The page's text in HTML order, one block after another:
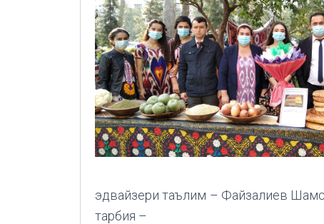
эдвайзери таълим – Файзалиев
тарбия –